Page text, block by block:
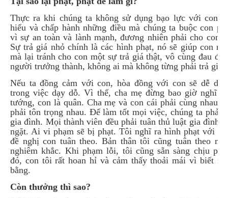
Thực ra khi chúng ta không sử dụng bạo lực với con,
hiểu và chấp hành những điều mà chúng ta buộc con
vì sự an toàn và lành mạnh, đương nhiên phải cho con
Sự trả giá nhỏ chính là các hình phạt, nó sẽ giúp con rất
mà lại tránh cho con một sự trả giá thật, vô cùng đau
người trưởng thành, không ai mà không từng phải trả giá.
Nếu ta đồng cảm với con, hòa đồng với con sẽ dễ
trong việc dạy dỗ. Vì thế, cha mẹ đừng bao giờ nghĩ
tướng, con là quân. Cha mẹ và con cái phải cùng nhau
phải tôn trọng nhau. Để làm tốt mọi việc, chúng ta phải
gia đình. Mọi thành viên đều phải tuân thủ luật gia đình
ngặt. Ai vi phạm sẽ bị phạt. Tôi nghĩ ra hình phạt với
đề nghị con tuân theo. Bản thân tôi cũng tuân theo
nghiêm khắc. Khi phạm lỗi, tôi cũng sẵn sàng chịu
đó, con tôi rất hoan hỉ và cảm thấy thoải mái vì biết
bằng.
Còn thưởng thì sao?